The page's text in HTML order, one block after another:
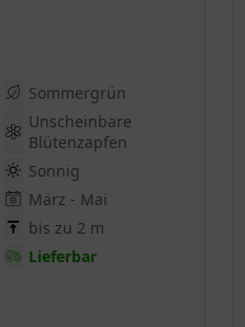
Sommergrün
Unscheinbare
Blütenzapfen
Sonnig
März - Mai
bis zu 2 m
Lieferbar